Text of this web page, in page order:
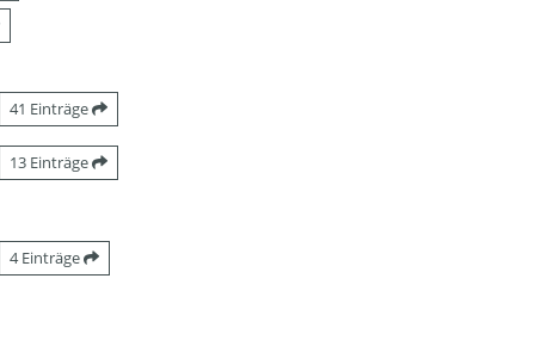
41 Einträge
13 Einträge
4 Einträge